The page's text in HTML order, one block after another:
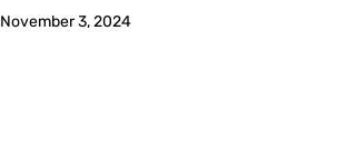
November 3, 2024